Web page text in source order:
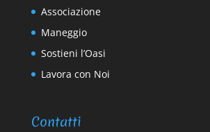
Associazione
Maneggio
Sostieni l’Oasi
Lavora con Noi
Contatti